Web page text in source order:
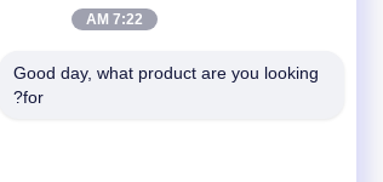
7:22 AM
Good day, what product are you looking
for?